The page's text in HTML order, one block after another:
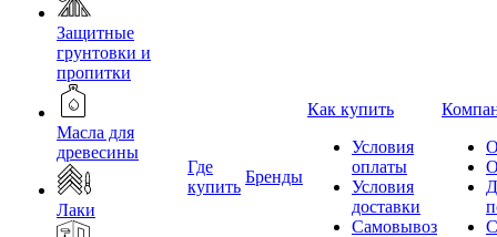
Защитные
грунтовки и
пропитки
Масла для
древесины
Лаки
Где
купить
Бренды
Как купить
Условия
оплаты
Условия
доставки
Самовывоз